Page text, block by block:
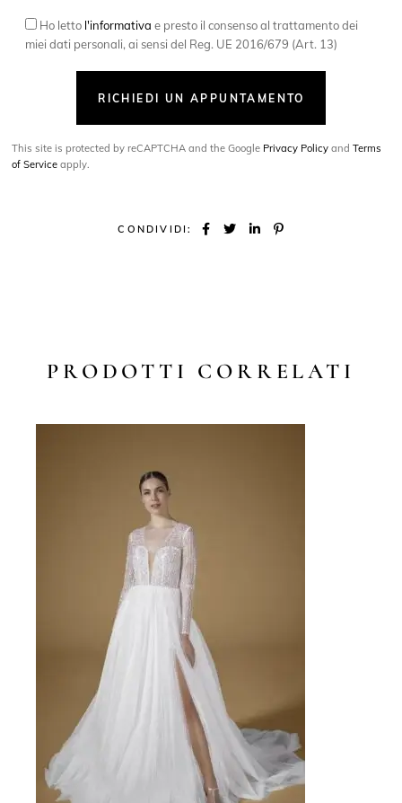
Ho letto l'informativa e presto il consenso al trattamento dei
miei dati personali, ai sensi del Reg. UE 2016/679 (Art. 13)
RICHIEDI UN APPUNTAMENTO
This site is protected by reCAPTCHA and the Google Privacy Policy andTerms
of Service apply.
CONDIVIDI:
PRODOTTI CORRELATI